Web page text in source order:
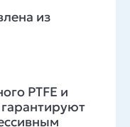
из
PTFE и